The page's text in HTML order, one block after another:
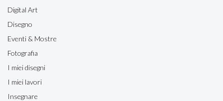
Digital Art
Disegno
Eventi & Mostre
Fotografia
I miei disegni
I miei lavori
Insegnare